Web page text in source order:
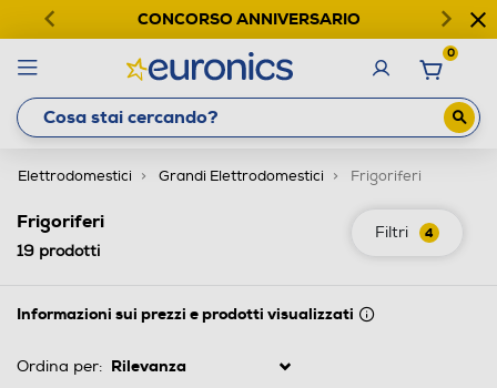
CONCORSO ANNIVERSARIO
0
Elettrodomestici Grandi Elettrodomestici Frigoriferi
Filtri 4
Frigoriferi
19 prodotti
Informazioni sui prezzi e prodotti visualizzati
Ordina per: